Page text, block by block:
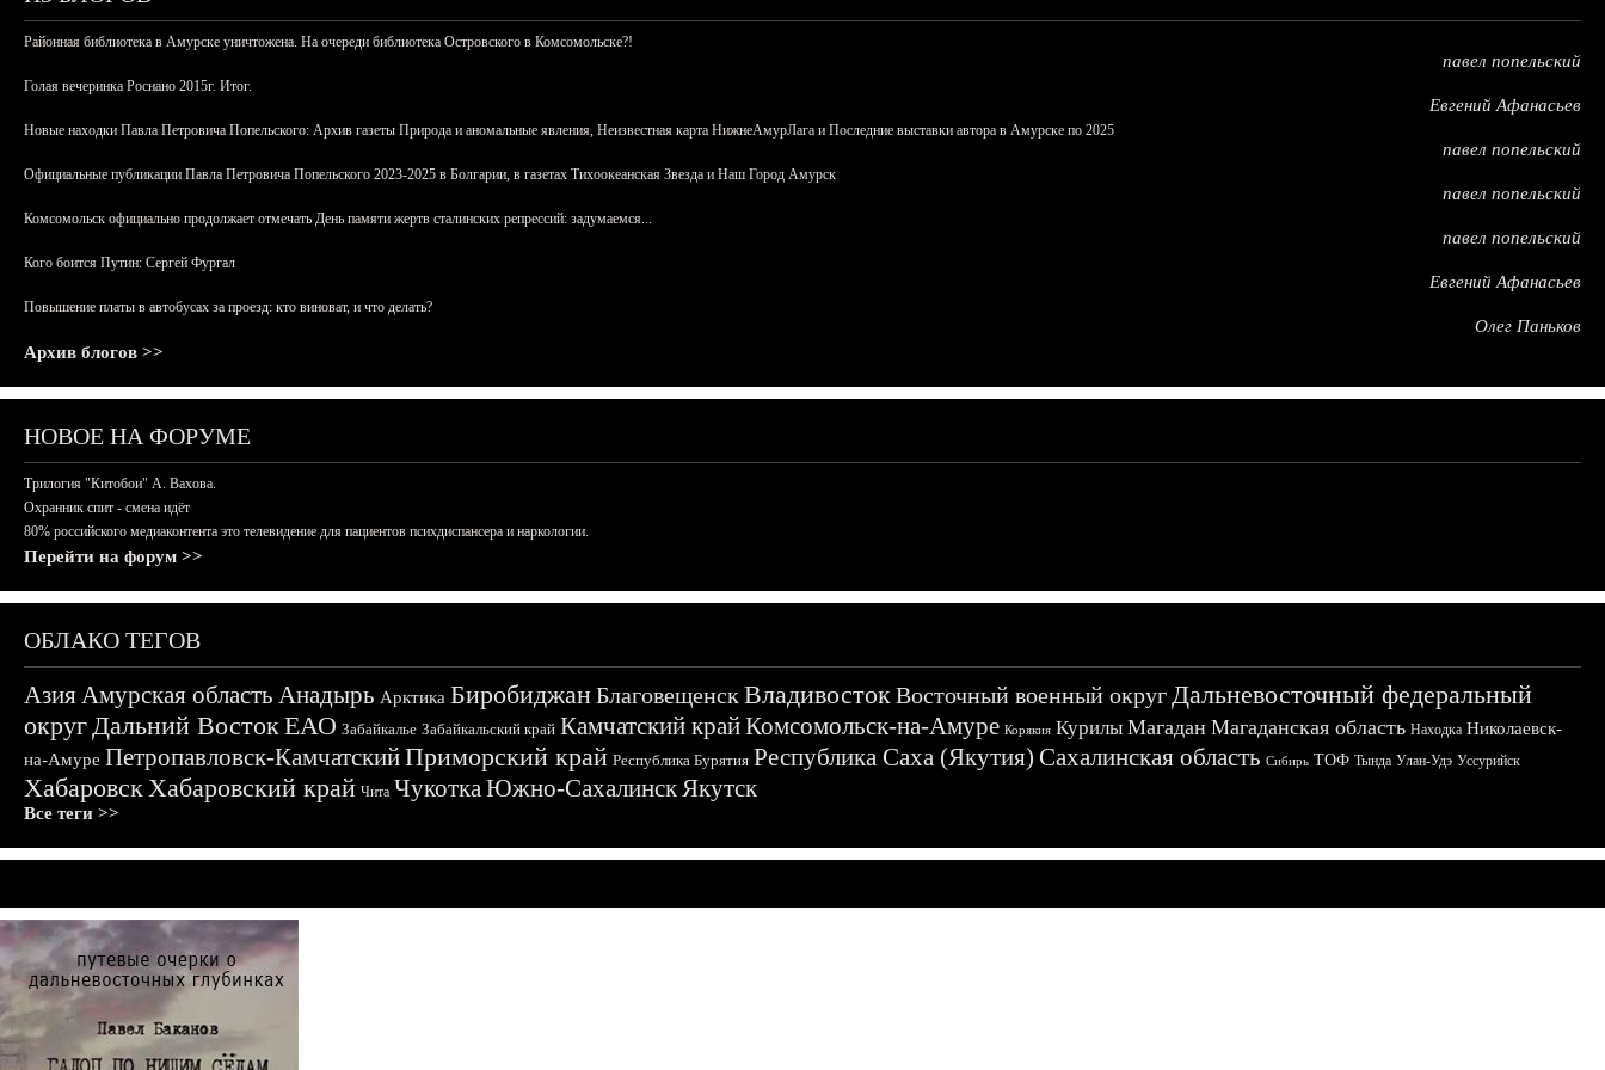
Районная библиотека в Амурске уничтожена. На очереди библиотека Островского в Комсомольске?!
павел попельский
Голая вечеринка Роснано 2015г. Итог.
Евгений Афанасьев
Новые находки Павла Петровича Попельского: Архив газеты Природа и аномальные явления, Неизвестная карта НижнеАмурЛага и Последние выставки автора в Амурске по 2025
павел попельский
Официальные публикации Павла Петровича Попельского 2023-2025 в Болгарии, в газетах Тихоокеанская Звезда и Наш Город Амурск
павел попельский
Комсомольск официально продолжает отмечать День памяти жертв сталинских репрессий: задумаемся...
павел попельский
Кого боится Путин: Сергей Фургал
Евгений Афанасьев
Повышение платы в автобусах за проезд: кто виноват, и что делать?
Олег Паньков
Архив блогов >>
НОВОЕ НА ФОРУМЕ
Трилогия "Китобои" А. Вахова.
Охранник спит - смена идёт
80% российского медиаконтента это телевидение для пациентов психдиспансера и наркологии.
Перейти на форум >>
ОБЛАКО ТЕГОВ
АзияАмурская область Анадырь Арктика БиробиджанБлаговещенскВладивостокВосточный военный округДальневосточный федеральный
округДальний ВостокЕАО Забайкалье Забайкальский край Камчатский крайКомсомольск-на-Амуре Корякия Курилы Магадан Магаданская область Находка Николаевск-
на-Амуре Петропавловск-КамчатскийПриморский край Республика Бурятия Республика Саха (Якутия) Сахалинская область Сибирь ТОФ Тында Улан-Удэ Уссурийск
ХабаровскХабаровский край Чита ЧукоткаЮжно-СахалинскЯкутск
Все теги >>